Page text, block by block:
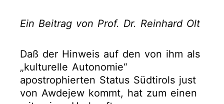
Ein Beitrag von Prof. Dr. Reinhard Olt
Daß der Hinweis auf den von ihm als
„kulturelle Autonomie“
apostrophierten Status Südtirols just
von Awdejew kommt, hat zum einen